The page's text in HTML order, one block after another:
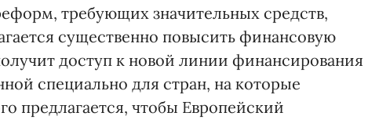
требующих значительных средств,
существенно повысить финансовую
доступ к новой линии финансирования
специально для стран, на которые
предлагается, чтобы Европейский